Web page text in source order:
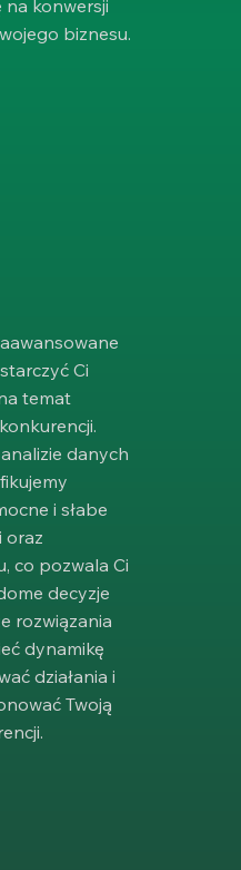
konwersji
biznesu.
Ci
temat
danych
i słabe
oraz
co pozwala Ci
decyzje
rozwiązania
dynamikę
działania i
Twoją